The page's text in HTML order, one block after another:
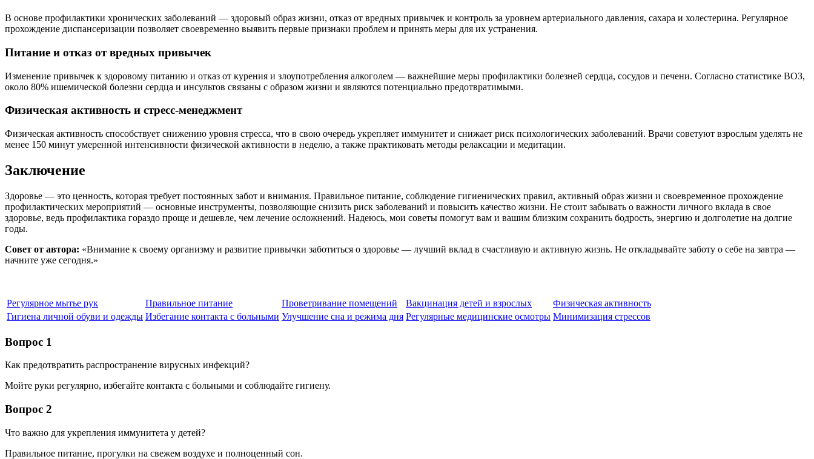
В основе профилактики хронических заболеваний — здоровый образ жизни, отказ от вредных привычек и контроль за уровнем артериального давления, сахара и холестерина. Регулярное
прохождение диспансеризации позволяет своевременно выявить первые признаки проблем и принять меры для их устранения.
Питание и отказ от вредных привычек
Изменение привычек к здоровому питанию и отказ от курения и злоупотребления алкоголем — важнейшие меры профилактики болезней сердца, сосудов и печени. Согласно статистике ВОЗ,
около 80% ишемической болезни сердца и инсультов связаны с образом жизни и являются потенциально предотвратимыми.
Физическая активность и стресс-менеджмент
Физическая активность способствует снижению уровня стресса, что в свою очередь укрепляет иммунитет и снижает риск психологических заболеваний. Врачи советуют взрослым уделять не
менее 150 минут умеренной интенсивности физической активности в неделю, а также практиковать методы релаксации и медитации.
Заключение
Здоровье — это ценность, которая требует постоянных забот и внимания. Правильное питание, соблюдение гигиенических правил, активный образ жизни и своевременное прохождение
профилактических мероприятий — основные инструменты, позволяющие снизить риск заболеваний и повысить качество жизни. Не стоит забывать о важности личного вклада в свое
здоровье, ведь профилактика гораздо проще и дешевле, чем лечение осложнений. Надеюсь, мои советы помогут вам и вашим близким сохранить бодрость, энергию и долголетие на долгие
годы.
Совет от автора: «Внимание к своему организму и развитие привычки заботиться о здоровье — лучший вклад в счастливую и активную жизнь. Не откладывайте заботу о себе на завтра —
начните уже сегодня.»
Регулярное мытье рук Правильное питание Проветривание помещений Вакцинация детей и взрослых
Физическая активность
Гигиена личной обуви и одежды Избегание контакта с больными Улучшение сна и режима дня Регулярные медицинские осмотры Минимизация стрессов
Вопрос 1
Как предотвратить распространение вирусных инфекций?
Мойте руки регулярно, избегайте контакта с больными и соблюдайте гигиену.
Вопрос 2
Что важно для укрепления иммунитета у детей?
Правильное питание, прогулки на свежем воздухе и полноценный сон.